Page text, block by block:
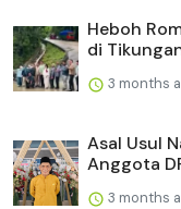
Heboh
di
3 months
Asal Usul
Anggota
3 months